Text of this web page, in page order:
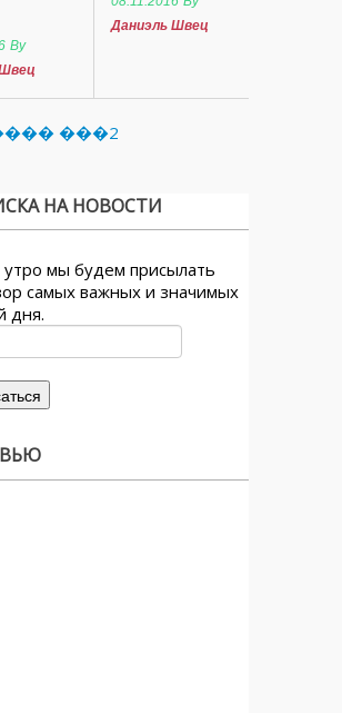
By
Даниэль Швец
���2
НА НОВОСТИ
мы будем присылать
самых важных и значимых
дня.